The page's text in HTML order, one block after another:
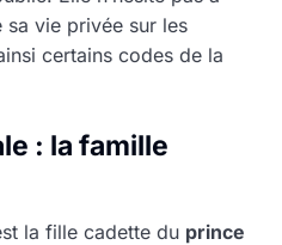
sa vie privée sur les
certains codes de la
: la famille
la fille cadette du prince